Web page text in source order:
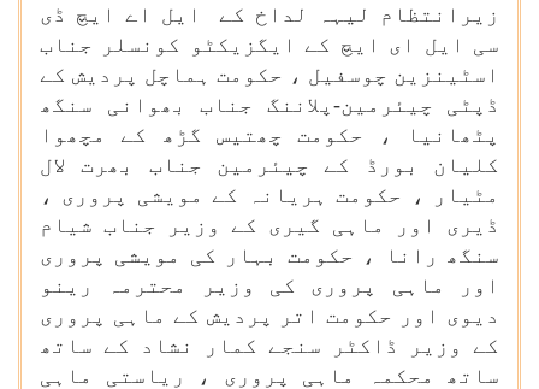
زیرانتظام لیہہ لداخ کے ایل اے ایچ ڈی
سی ایل ای ایچ کے ایگزیکٹو کونسلر جناب
اسٹینزین چوسفیل ، حکومت ہماچل پردیش کے
ڈپٹی چیئرمین-پلاننگ جناب بھوانی سنگھ
پٹھانیا ، حکومت چھتیس گڑھ کے مچھوا
کلیان بورڈ کے چیئرمین جناب بھرت لال
مٹیار ، حکومت ہریانہ کے مویشی پروری ،
ڈیری اور ماہی گیری کے وزیر جناب شیام
سنگھ رانا ، حکومت بہار کی مویشی پروری
اور ماہی پروری کی وزیر محترمہ رینو
دیوی اور حکومت اتر پردیش کے ماہی پروری
کے وزیر ڈاکٹر سنجے کمار نشاد کے ساتھ
ساتھ محکمہ ماہی پروری ، ریاستی ماہی